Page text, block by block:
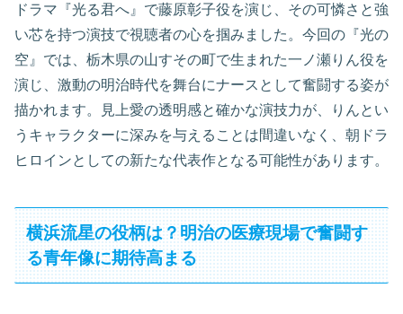
ドラマ『光る君へ』で藤原彰子役を演じ、その可憐さと強
い芯を持つ演技で視聴者の心を掴みました。今回の『光の
空』では、栃木県の山すその町で生まれた一ノ瀬りん役を
演じ、激動の明治時代を舞台にナースとして奮闘する姿が
描かれます。見上愛の透明感と確かな演技力が、りんとい
うキャラクターに深みを与えることは間違いなく、朝ドラ
ヒロインとしての新たな代表作となる可能性があります。
横浜流星の役柄は？明治の医療現場で奮闘す
る青年像に期待高まる